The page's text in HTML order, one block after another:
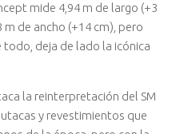
mide 4,94 m de largo (+3
m de ancho (+14 cm), pero
todo, deja de lado la icónica
la reinterpretación del SM
y revestimientos que